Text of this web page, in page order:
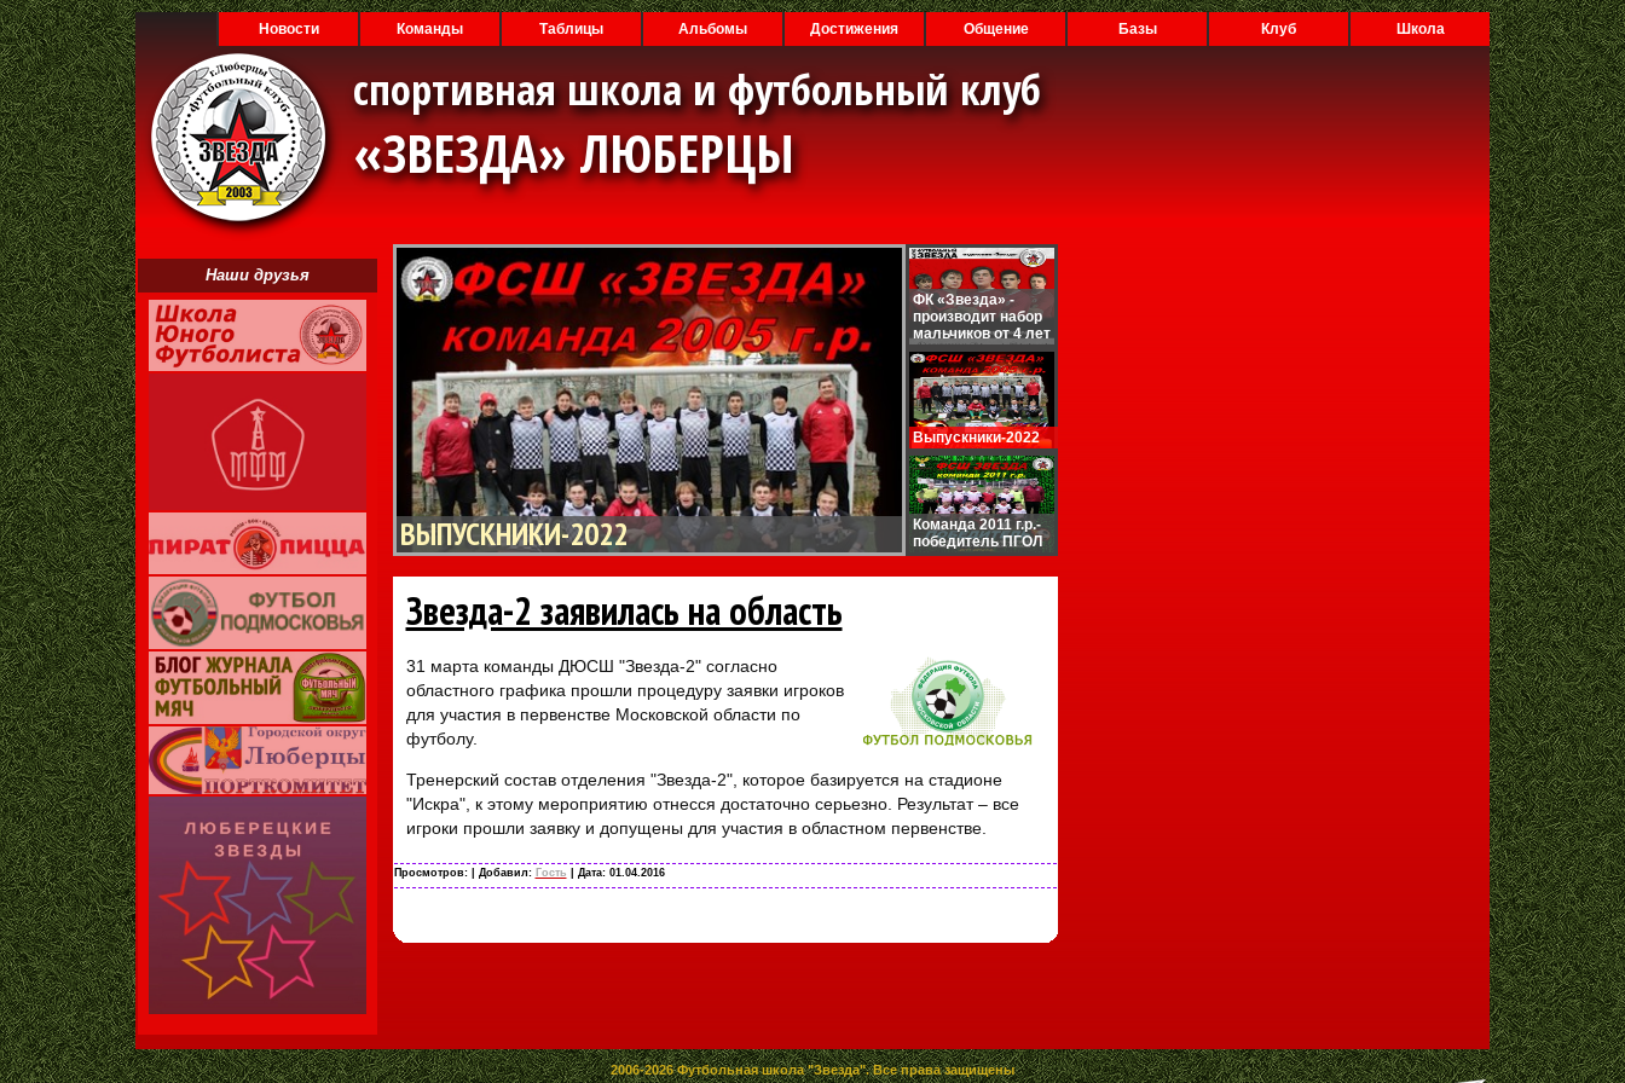
Новости Команды Таблицы Альбомы Достижения Общение Базы Клуб Школа
спортивная школа и футбольный клуб
«ЗВЕЗДА» ЛЮБЕРЦЫ
Наши друзья
ВЫПУСКНИКИ-2022
ФК «Звезда» -
производит набор
мальчиков от 4 лет
Выпускники-2022
Команда 2011 г.р.-
победитель ПГОЛ
Звезда-2 заявилась на область
31 марта команды ДЮСШ "Звезда-2" согласно
областного графика прошли процедуру заявки игроков
для участия в первенстве Московской области по
футболу.
Тренерский состав отделения "Звезда-2", которое базируется на стадионе
"Искра", к этому мероприятию отнесся достаточно серьезно. Результат – все
игроки прошли заявку и допущены для участия в областном первенстве.
Просмотров: | Добавил: Гость | Дата: 01.04.2016
2006-2026 Футбольная школа "Звезда". Все права защищены